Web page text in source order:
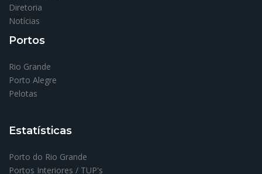
Diretoria
Notícias
Portos
Rio Grande
Porto Alegre
Pelotas
Estatísticas
Porto do Rio Grande
Portos Interiores / TUP's